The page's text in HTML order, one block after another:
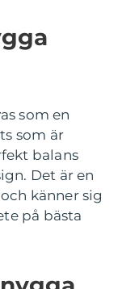
som en
som är
balans
Det är en
känner sig
på bästa